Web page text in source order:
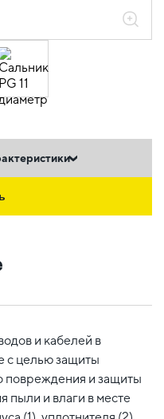
и кабелей в
с целью защиты
повреждения и защиты
пыли и влаги в месте